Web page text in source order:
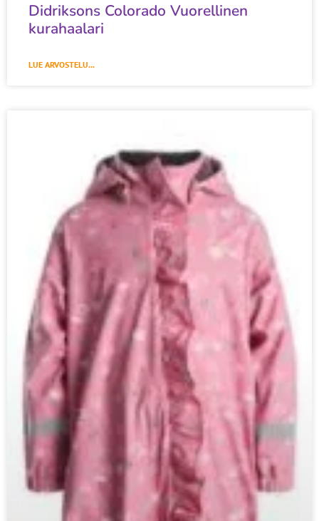
Didriksons Colorado Vuorellinen
kurahaalari
LUE ARVOSTELU...